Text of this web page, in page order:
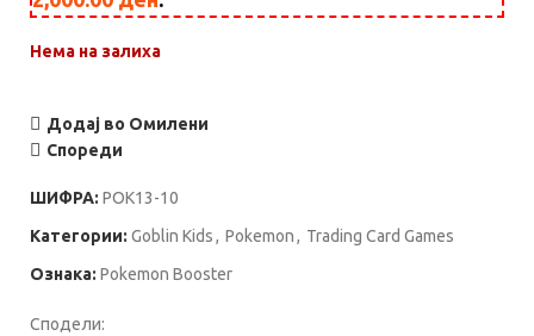
Нема на залиха
Додај во Омилени
Спореди
ШИФРА: POK13-10
Категории: Goblin Kids, Pokemon, Trading Card Games
Ознака: Pokemon Booster
Сподели: